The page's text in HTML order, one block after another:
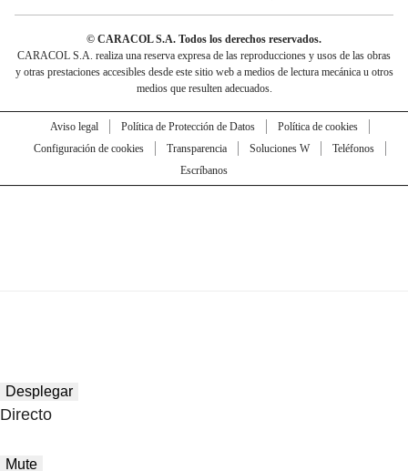
© CARACOL S.A. Todos los derechos reservados.
CARACOL S.A. realiza una reserva expresa de las reproducciones y usos de las obras
y otras prestaciones accesibles desde este sitio web a medios de lectura mecánica u otros
medios que resulten adecuados.
Aviso legal Política de Protección de Datos
Política de cookies
Configuración de cookies
Transparencia Soluciones W
Teléfonos
Escríbanos
Desplegar
Directo
Mute